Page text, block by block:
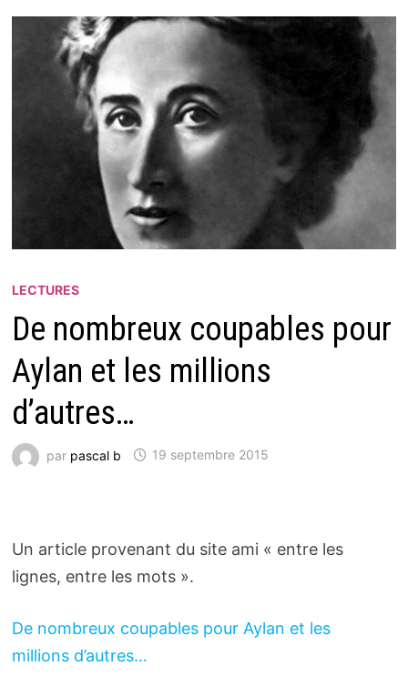
LECTURES
De nombreux coupables pour
Aylan et les millions
d’autres…
par pascal b 19 septembre 2015
Un article provenant du site ami « entre les
lignes, entre les mots ».
De nombreux coupables pour Aylan et les
millions d’autres…